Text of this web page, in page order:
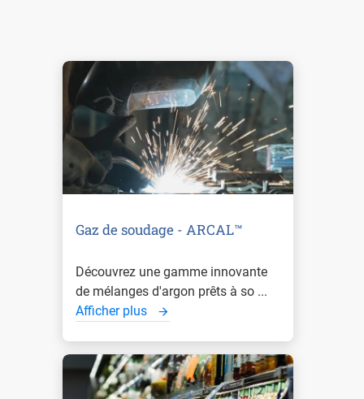
Gaz de soudage - ARCAL™
Découvrez une gamme innovante
de mélanges d'argon prêts à so ...
Afficher plus